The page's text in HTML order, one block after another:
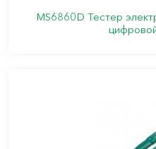
MS6860D Тестер